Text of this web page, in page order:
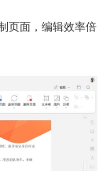
页面，编辑效率倍